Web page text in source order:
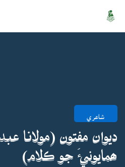
شاعري
ديوان مفتون (مولانا
ھمايونيءَ جو ڪلام)